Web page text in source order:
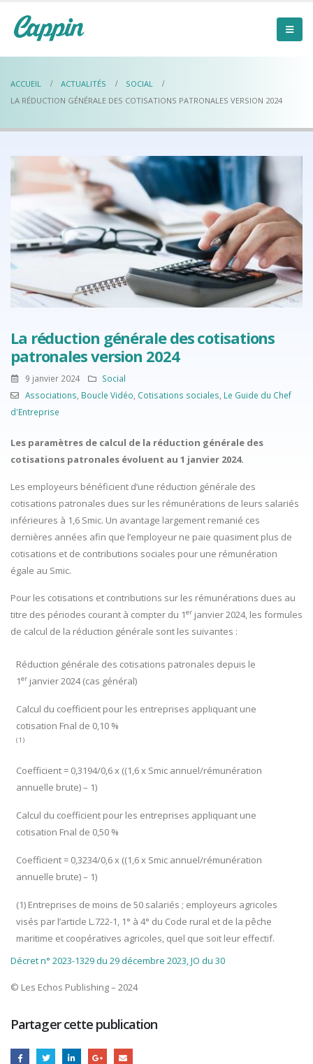
ACCUEIL ACTUALITÉS
SOCIAL
LA RÉDUCTION GÉNÉRALE DES COTISATIONS PATRONALES VERSION 2024
La réduction générale des cotisations
patronales version 2024
9 janvier 2024
Social
Associations Boucle Vidéo Cotisations sociales Le Guide du Chef
d'Entreprise
Les paramètres de calcul de la réduction générale des
cotisations patronales évoluent au 1 janvier 2024.
Les employeurs bénéficient d’une réduction générale des
cotisations patronales dues sur les rémunérations de leurs salariés
inférieures à 1,6 Smic. Un avantage largement remanié ces
dernières années afin que l’employeur ne paie quasiment plus de
cotisations et de contributions sociales pour une rémunération
égale au Smic.
Pour les cotisations et contributions sur les rémunérations dues au
titre des périodes courant à compter du 1er janvier 2024, les formules
de calcul de la réduction générale sont les suivantes :
Réduction générale des cotisations patronales depuis le
1er janvier 2024 (cas général)
Calcul du coefficient pour les entreprises appliquant une
cotisation Fnal de 0,10 %
(1)
Coefficient = 0,3194/0,6 x ((1,6 x Smic annuel/rémunération
annuelle brute) – 1)
Calcul du coefficient pour les entreprises appliquant une
cotisation Fnal de 0,50 %
Coefficient = 0,3234/0,6 x ((1,6 x Smic annuel/rémunération
annuelle brute) – 1)
(1) Entreprises de moins de 50 salariés ; employeurs agricoles
visés par l’article L.722-1, 1° à 4° du Code rural et de la pêche
maritime et coopératives agricoles, quel que soit leur effectif.
Décret n° 2023-1329 du 29 décembre 2023, JO du 30
© Les Echos Publishing – 2024
Partager cette publication